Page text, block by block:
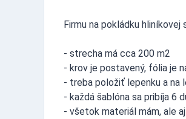
Firmu na pokládku hliníkovej
- strecha má cca 200 m2
- krov je postavený, fólia je
- treba položiť lepenku a na
- každá šablóna sa pribíja 6
- všetok materiál mám, ale